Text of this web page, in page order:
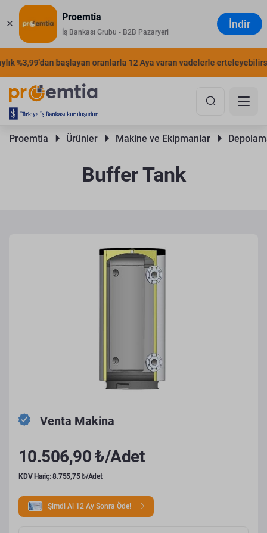
Proemtia
İş Bankası Grubu - B2B Pazaryeri
İndir
%3,99'dan başlayan oranlarla 12 Aya varan vadelerle
Proemtia Ürünler Makine ve Ekipmanlar
Buffer Tank
Venta Makina
10.506,90 ₺/Adet
KDV Hariç: 8.755,75 ₺/Adet
Şimdi Al 12 Ay Sonra Öde!